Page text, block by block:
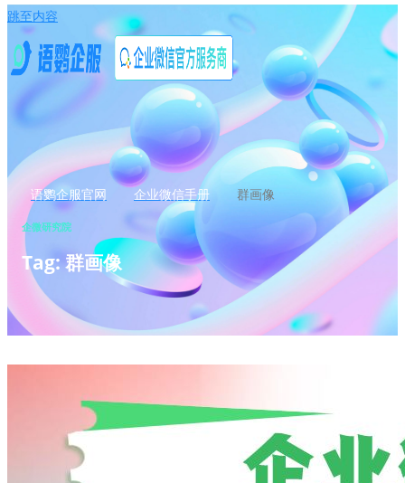
跳至内容
语鹦企服官网 企业微信手册 群画像
企微研究院
Tag: 群画像